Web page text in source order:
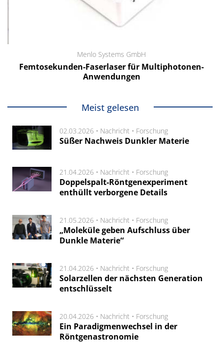
Menlo Systems GmbH
Femtosekunden-Faserlaser für Multiphotonen-
Anwendungen
Meist gelesen
02.03.2026 • Nachricht • Forschung
Süßer Nachweis Dunkler Materie
21.04.2026 • Nachricht • Forschung
Doppelspalt-Röntgenexperiment
enthüllt verborgene Details
21.05.2026 • Nachricht • Forschung
„Moleküle geben Aufschluss über
Dunkle Materie“
21.04.2026 • Nachricht • Forschung
Solarzellen der nächsten Generation
entschlüsselt
20.04.2026 • Nachricht • Forschung
Ein Paradigmenwechsel in der
Röntgenastronomie